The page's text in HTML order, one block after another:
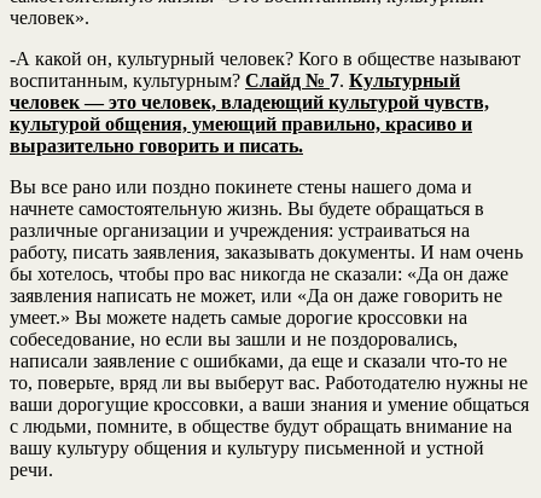
человек».
-А какой он, культурный человек? Кого в обществе называют
воспитанным, культурным? Слайд № 7. Культурный
человек — это человек, владеющий культурой чувств,
культурой общения, умеющий правильно, красиво и
выразительно говорить и писать.
Вы все рано или поздно покинете стены нашего дома и
начнете самостоятельную жизнь. Вы будете обращаться в
различные организации и учреждения: устраиваться на
работу, писать заявления, заказывать документы. И нам очень
бы хотелось, чтобы про вас никогда не сказали: «Да он даже
заявления написать не может, или «Да он даже говорить не
умеет.» Вы можете надеть самые дорогие кроссовки на
собеседование, но если вы зашли и не поздоровались,
написали заявление с ошибками, да еще и сказали что-то не
то, поверьте, вряд ли вы выберут вас. Работодателю нужны не
ваши дорогущие кроссовки, а ваши знания и умение общаться
с людьми, помните, в обществе будут обращать внимание на
вашу культуру общения и культуру письменной и устной
речи.